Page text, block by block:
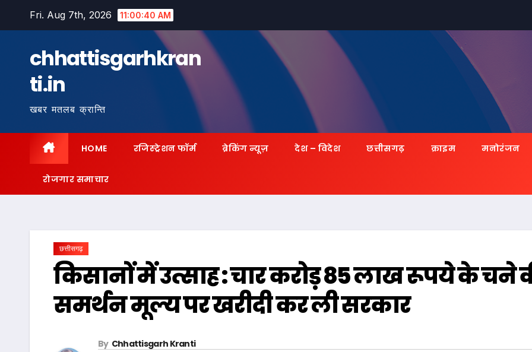
Fri. Aug 7th, 2026 11:00:42 AM
chhattisgarhkran
ti.in
खबर मतलब क्रान्ति
HOME रजिस्ट्रेशन फॉर्म ब्रेकिंग न्यूज़ देश – विदेश छत्तीसगढ़ क्राइम मनोरंजन
रोजगार समाचार
छत्तीसगढ़
किसानों में उत्साह : चार करोड़ 85 लाख रूपये के चने
समर्थन मूल्य पर खरीदी कर ली सरकार
By Chhattisgarh Kranti